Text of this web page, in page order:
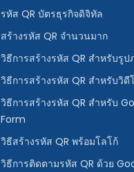
รหัส QR บัตรธุรกิจดิจิทัล
สร้างรหัส QR จำนวนมาก
วิธีการสร้างรหัส QR สำหรับรูป
วิธีการสร้างรหัส QR สำหรับวิดี
วิธีการสร้างรหัส QR สำหรับ
Form
วิธีสร้างรหัส QR พร้อมโลโก้
วิธีการติดตามรหัส QR ด้วย